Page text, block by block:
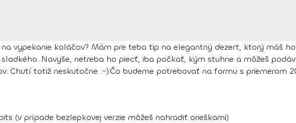
vypekanie koláčov? Mám pre teba tip na elegantný dezert, ktorý máš
Navyše, netreba ho piecť, iba počkať, kým stuhne a môžeš
Chutí totiž neskutočne :-).Čo budeme potrebovať na formu s priemerom
(v prípade bezlepkovej verzie môžeš nahradiť orieškami)